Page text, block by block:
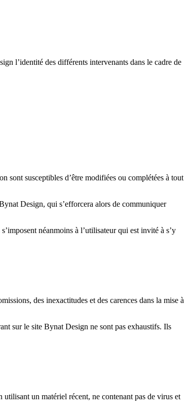
l’identité des différents intervenants dans le cadre de
sont susceptibles d’être modifiées ou complétées à tout
Design, qui s’efforcera alors de communiquer
néanmoins à l’utilisateur qui est invité à s’y
des inexactitudes et des carences dans la mise à
sur le site Bynat Design ne sont pas exhaustifs. Ils
utilisant un matériel récent, ne contenant pas de virus et